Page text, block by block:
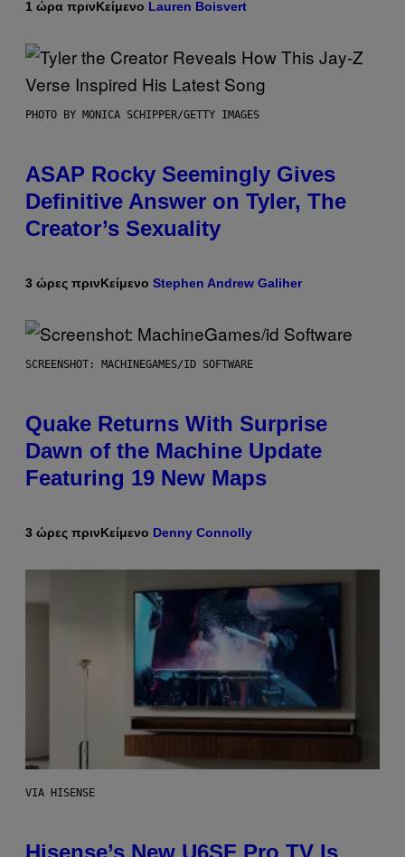
1 ώρα πρινΚείμενο Lauren Boisvert
PHOTO BY MONICA SCHIPPER/GETTY IMAGES
ASAP Rocky Seemingly Gives
Definitive Answer on Tyler, The
Creator’s Sexuality
3 ώρες πρινΚείμενο Stephen Andrew Galiher
SCREENSHOT: MACHINEGAMES/ID SOFTWARE
Quake Returns With Surprise
Dawn of the Machine Update
Featuring 19 New Maps
3 ώρες πρινΚείμενο Denny Connolly
VIA HISENSE
Hisense’s New U6SF Pro TV Is